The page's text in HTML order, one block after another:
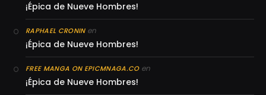
¡Épica de Nueve Hombres!
RAPHAEL CRONINen
¡Épica de Nueve Hombres!
FREE MANGA ON EPICMNAGA.COen
¡Épica de Nueve Hombres!